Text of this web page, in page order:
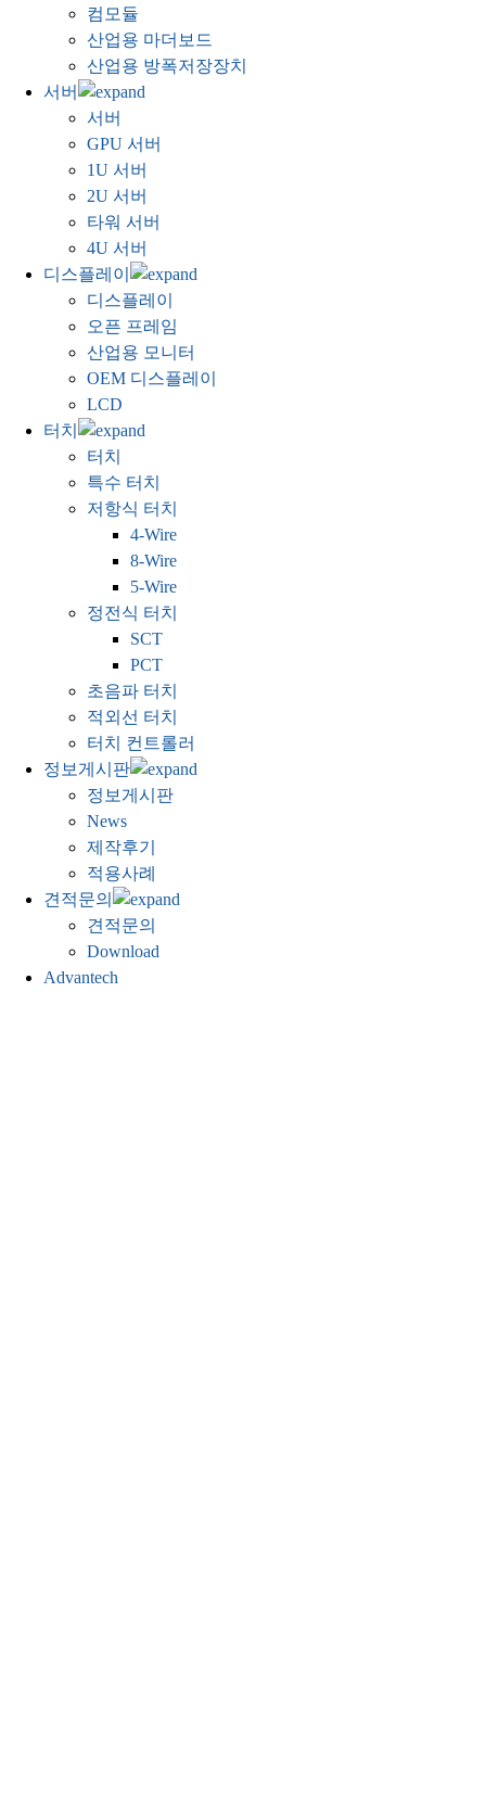
컴모듈
산업용 마더보드
산업용 방폭저장장치
서버
서버
GPU 서버
1U 서버
2U 서버
타워 서버
4U 서버
디스플레이
디스플레이
오픈 프레임
산업용 모니터
OEM 디스플레이
LCD
터치
터치
특수 터치
저항식 터치
4-Wire
8-Wire
5-Wire
정전식 터치
SCT
PCT
초음파 터치
적외선 터치
터치 컨트롤러
정보게시판
정보게시판
News
제작후기
적용사례
견적문의
견적문의
Download
Advantech